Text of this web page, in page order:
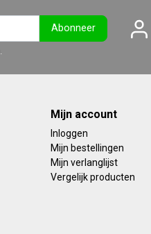
Abonneer
Mijn account
Inloggen
Mijn bestellingen
Mijn verlanglijst
Vergelijk producten